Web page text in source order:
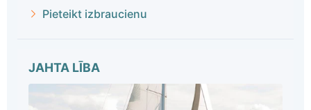
Pieteikt izbraucienu
JAHTA LĪBA